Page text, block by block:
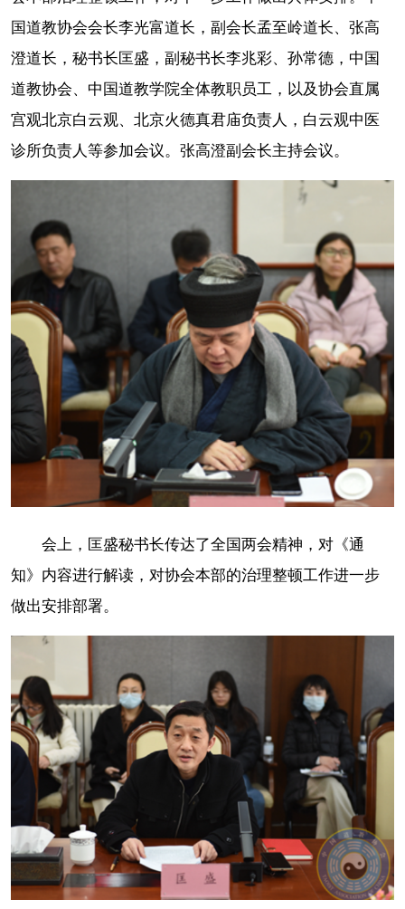
国道教协会会长李光富道长，副会长孟至岭道长、张高
澄道长，秘书长匡盛，副秘书长李兆彩、孙常德，中国
道教协会、中国道教学院全体教职员工，以及协会直属
宫观北京白云观、北京火德真君庙负责人，白云观中医
诊所负责人等参加会议。张高澄副会长主持会议。
会上，匡盛秘书长传达了全国两会精神，对《通
知》内容进行解读，对协会本部的治理整顿工作进一步
做出安排部署。